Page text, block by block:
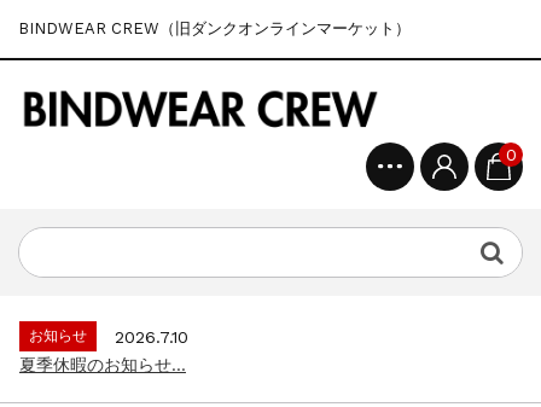
BINDWEAR CREW（旧ダンクオンラインマーケット）
0
お知らせ
2026.7.10
夏季休暇のお知らせ...